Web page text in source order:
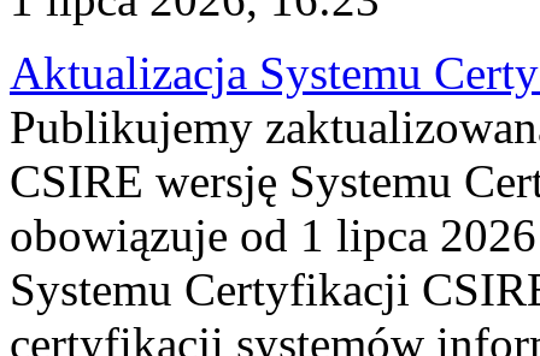
Aktualizacja Systemu
Publikujemy
CSIRE wersję Systemu
obowiązuje od 1 lipca
Systemu Certyfikacji
certyfikacji systemów